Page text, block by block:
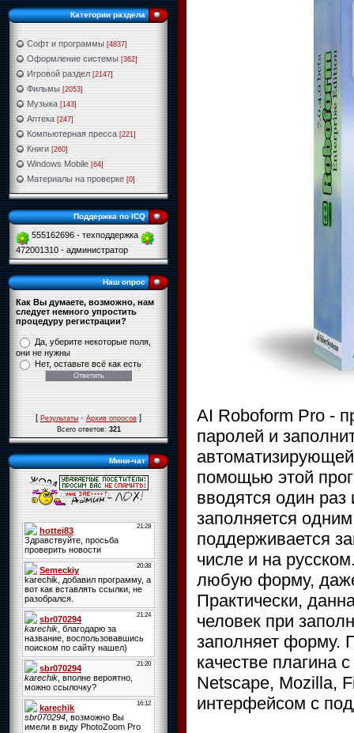
Категории раздела
Софт и программы [4837]
Оформление системы [362]
Игровой раздел [2147]
Фильмы [2053]
Музыка [143]
Аптека [247]
Компьютерная пресса [221]
Книги [260]
Windows Mobile [64]
Материалы на проверке [0]
Поддержка по ICQ
555162696 - техподдержка
472001310 - администратор
Наш опрос
Как Вы думаете, возможно, нам
следует немного упростить
процедуру регистрации?
Да, уберите некоторые поля,
они не нужны
Нет, оставьте всё как есть
[Результаты·Архив опросов]
Всего ответов:321
Мини-чат
AI Roboform Pro -
паролей и
помощью этой
вводятся один
заполняется
поддерживается
числе и на
любую форму,
Практически,
человек при
заполняет форму.
качестве плагина
Netscape, Mozilla,
интерфейсом с